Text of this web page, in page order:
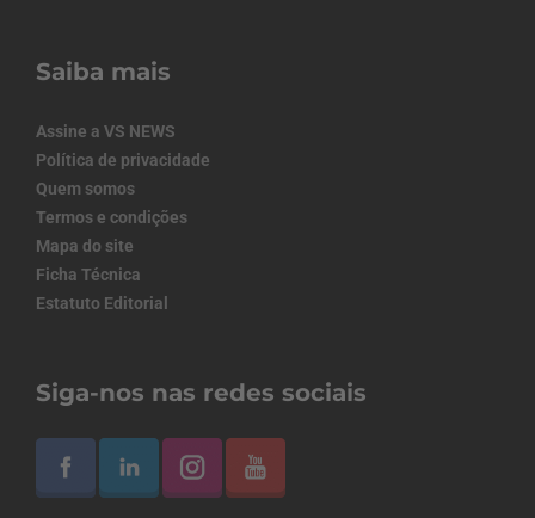
Saiba mais
Assine a VS NEWS
Política de privacidade
Quem somos
Termos e condições
Mapa do site
Ficha Técnica
Estatuto Editorial
Siga-nos nas redes sociais